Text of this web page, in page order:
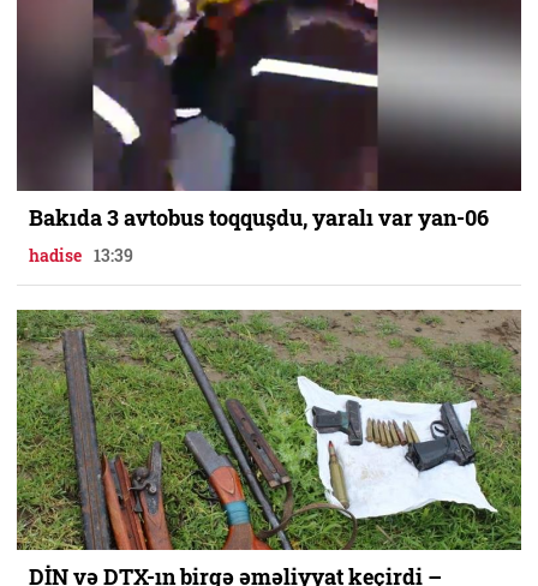
Bakıda 3 avtobus toqquşdu, yaralı var yan-06
hadise 13:39
DİN və DTX-ın birgə əməliyyat keçirdi –